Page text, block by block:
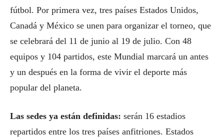
fútbol. Por primera vez, tres países Estados Unidos,
Canadá y México se unen para organizar el torneo, que
se celebrará del 11 de junio al 19 de julio. Con 48
equipos y 104 partidos, este Mundial marcará un antes
y un después en la forma de vivir el deporte más
popular del planeta.
Las sedes ya están definidas: serán 16 estadios
repartidos entre los tres países anfitriones. Estados